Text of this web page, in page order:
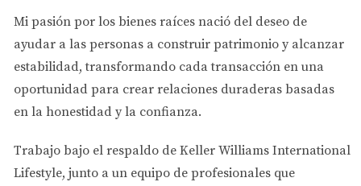
No subestime la importancia de investigar antes de
decidirse por financiar. Un buen asesor puede
marcar la diferencia.
Pablo, un inversor español con varias propiedades en su
portafolio, decidió financiar una nueva adquisición en
Mi pasión por los bienes raíces nació del deseo de
ayudar a las personas a construir patrimonio y alcanzar
estabilidad, transformando cada transacción en una
oportunidad para crear relaciones duraderas basadas
en la honestidad y la confianza.
Trabajo bajo el respaldo de Keller Williams International
Lifestyle, junto a un equipo de profesionales que